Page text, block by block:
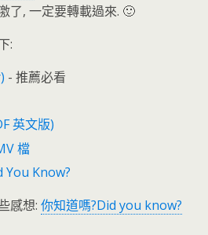
了, 一定要轉載過來. 🙂
:
- 推薦必看
英文版)
檔
You Know?
感想: 你知道嗎?Did you know?